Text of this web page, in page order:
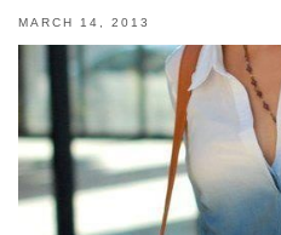
MARCH 14, 2013